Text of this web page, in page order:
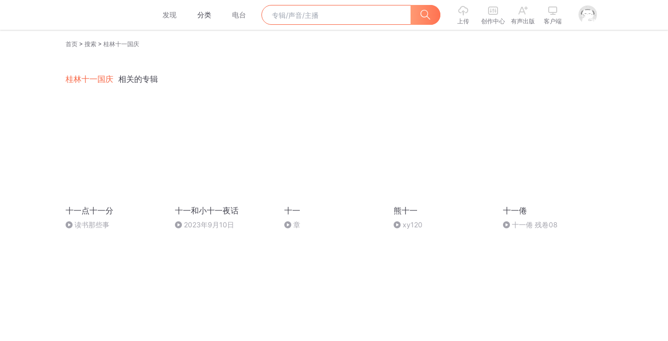
发现 分类 电台
上传 创作中心 有声出版 客户端
首页 > 搜索 > 桂林十一国庆
桂林十一国庆 相关的专辑
十一点十一分
读书那些事
十一和小十一夜话
2023年9月10日
十一
章
熊十一
xy120
十一倦
十一倦 残卷08